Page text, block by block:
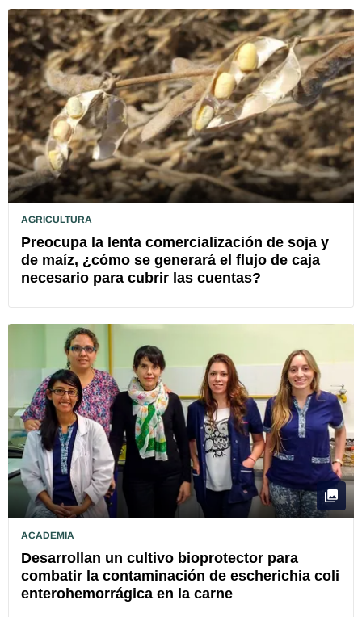
AGRICULTURA
Preocupa la lenta comercialización de soja y
de maíz, ¿cómo se generará el flujo de caja
necesario para cubrir las cuentas?
ACADEMIA
Desarrollan un cultivo bioprotector para
combatir la contaminación de escherichia coli
enterohemorrágica en la carne